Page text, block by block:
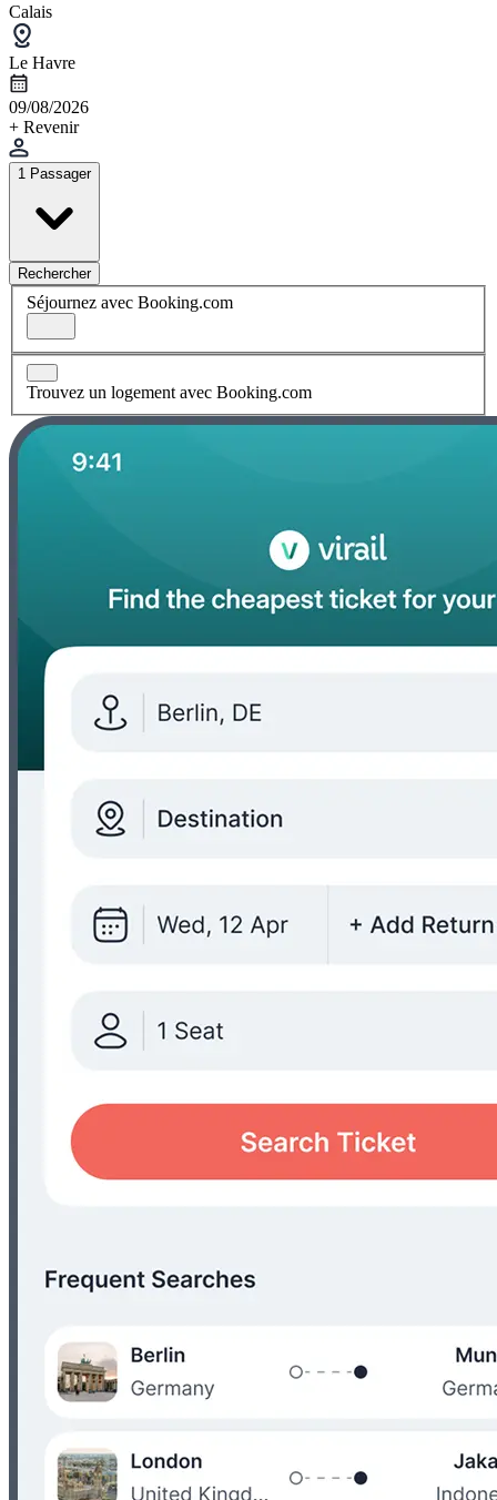
Calais
Le Havre
09/08/2026
+ Revenir
1 Passager
Rechercher
Séjournez avec Booking.com
Trouvez un logement avec Booking.com